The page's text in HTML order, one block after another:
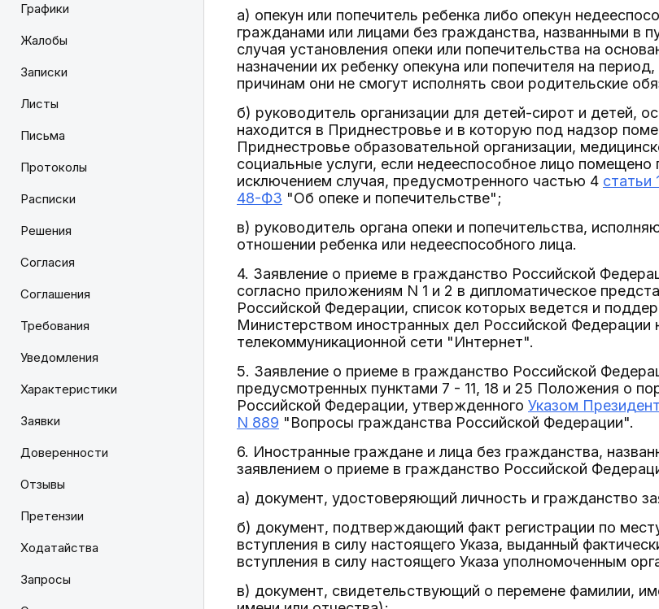
Графики
Жалобы
Записки
Листы
Письма
Протоколы
Расписки
Решения
Согласия
Соглашения
Требования
Уведомления
Характеристики
Заявки
Доверенности
Отзывы
Претензии
Ходатайства
Запросы
а) опекун или попечитель ребенка либо опекун
гражданами или лицами без гражданства, названными в
случая установления опеки или попечительства на
назначении их ребенку опекуна или попечителя на
причинам они не смогут исполнять свои родительские
б) руководитель организации для детей-сирот и детей,
находится в Приднестровье и в которую под надзор
Приднестровье образовательной организации,
социальные услуги, если недееспособное лицо
исключением случая, предусмотренного частью 4 статьи
48-ФЗ "Об опеке и попечительстве";
в) руководитель органа опеки и попечительства,
отношении ребенка или недееспособного лица.
4. Заявление о приеме в гражданство Российской
согласно приложениям N 1 и 2 в дипломатическое
Российской Федерации, список которых ведется и
Министерством иностранных дел Российской
телекоммуникационной сети "Интернет".
5. Заявление о приеме в гражданство Российской
предусмотренных пунктами 7 - 11, 18 и 25 Положения о
Российской Федерации, утвержденного Указом
N 889 "Вопросы гражданства Российской Федерации".
6. Иностранные граждане и лица без гражданства,
заявлением о приеме в гражданство Российской
а) документ, удостоверяющий личность и гражданство
б) документ, подтверждающий факт регистрации по
вступления в силу настоящего Указа, выданный
вступления в силу настоящего Указа уполномоченным
в) документ, свидетельствующий о перемене фамилии,